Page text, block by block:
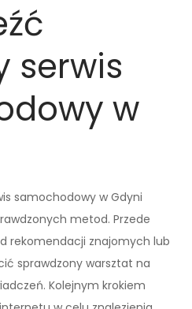
serwis
w
samochodowy w Gdyni
metod. Przede
rekomendacji znajomych lub
sprawdzony warsztat na
Kolejnym krokiem